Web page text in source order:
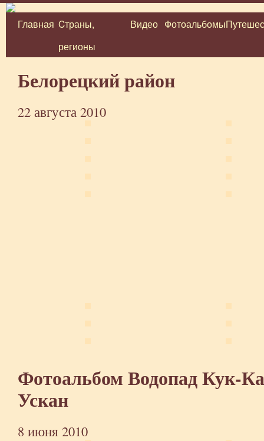
Перейти
Главная Cтраны,
регионы
Видео Фотоальбомы
Белорецкий район
22 августа 2010
Фотоальбом Водопад Кук-
Ускан
8 июня 2010